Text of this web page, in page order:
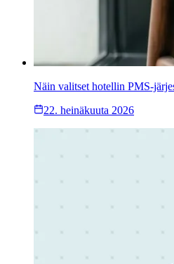
Näin valitset hotellin PMS-
22. heinäkuuta 2026